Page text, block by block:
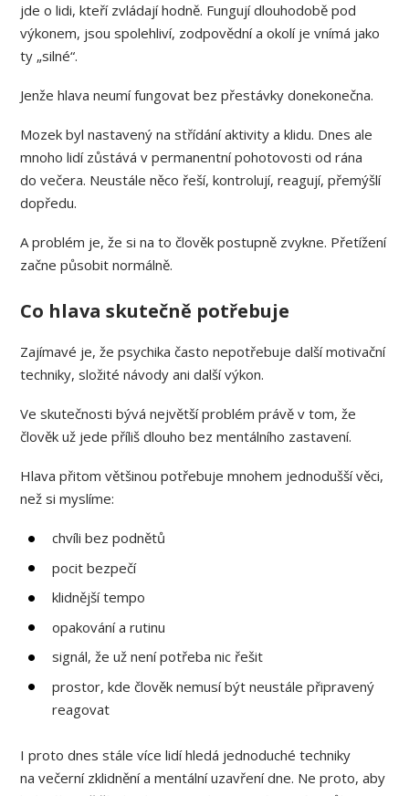
jde o lidi, kteří zvládají hodně. Fungují dlouhodobě pod
výkonem, jsou spolehliví, zodpovědní a okolí je vnímá jako
ty „silné“.
Jenže hlava neumí fungovat bez přestávky donekonečna.
Mozek byl nastavený na střídání aktivity a klidu. Dnes ale
mnoho lidí zůstává v permanentní pohotovosti od rána
do večera. Neustále něco řeší, kontrolují, reagují, přemýšlí
dopředu.
A problém je, že si na to člověk postupně zvykne. Přetížení
začne působit normálně.
Co hlava skutečně potřebuje
Zajímavé je, že psychika často nepotřebuje další motivační
techniky, složité návody ani další výkon.
Ve skutečnosti bývá největší problém právě v tom, že
člověk už jede příliš dlouho bez mentálního zastavení.
Hlava přitom většinou potřebuje mnohem jednodušší věci,
než si myslíme:
chvíli bez podnětů
pocit bezpečí
klidnější tempo
opakování a rutinu
signál, že už není potřeba nic řešit
prostor, kde člověk nemusí být neustále připravený
reagovat
I proto dnes stále více lidí hledá jednoduché techniky
na večerní zklidnění a mentální uzavření dne. Ne proto, aby